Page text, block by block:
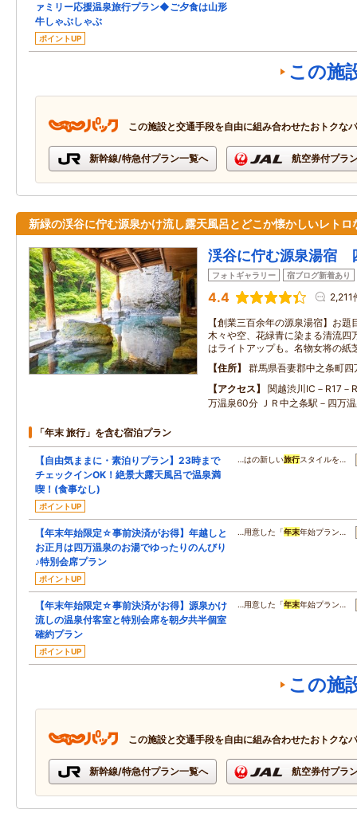
ァミリー応援温泉旅行プラン◆ご夕食は山形
牛しゃぶしゃぶ
ポイントUP
この施
この施設と交通手段を自由に組み合わせたおトクな
新幹線/特急付プラン一覧へ 航空券付プラ
新緑の渓谷に佇む源泉かけ流し露天風呂とどこか懐かしいレトロ
渓谷に佇む源泉湯宿
フォトギャラリー 宿ブログ新着あり
4.4 2,211
【創業三百余年の源泉湯宿】お
木々や空、花緑青に染まる清流四
はライトアップも。名物女将の紙
住所
群馬県吾妻郡中之条町
アクセス
関越渋川IC－R17－
万温泉60分 ＪＲ中之条駅－四万
「年末 旅行」を含む宿泊プラン
【自由気ままに・素泊りプラン】23時まで
チェックインOK！絶景大露天風呂で温泉満
喫！(食事なし)
ポイントUP
…はの新しい旅行スタイルを…
【年末年始限定☆事前決済がお得】年越しと
お正月は四万温泉のお湯でゆったりのんびり
♪特別会席プラン
ポイントUP
…用意した「年末年始プラン…
【年末年始限定☆事前決済がお得】源泉かけ
流しの温泉付客室と特別会席を朝夕共半個室
確約プラン
ポイントUP
…用意した「年末年始プラン…
この施
この施設と交通手段を自由に組み合わせたおトクな
新幹線/特急付プラン一覧へ 航空券付プラ